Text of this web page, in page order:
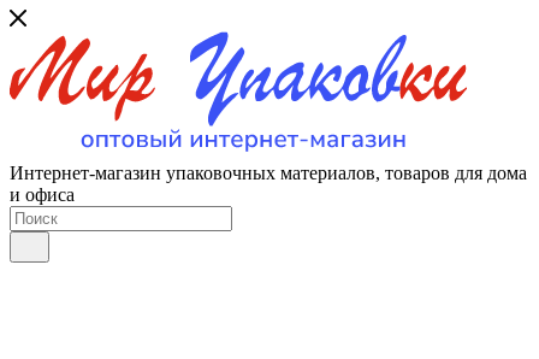
Интернет-магазин упаковочных материалов, товаров для дома
и офиса